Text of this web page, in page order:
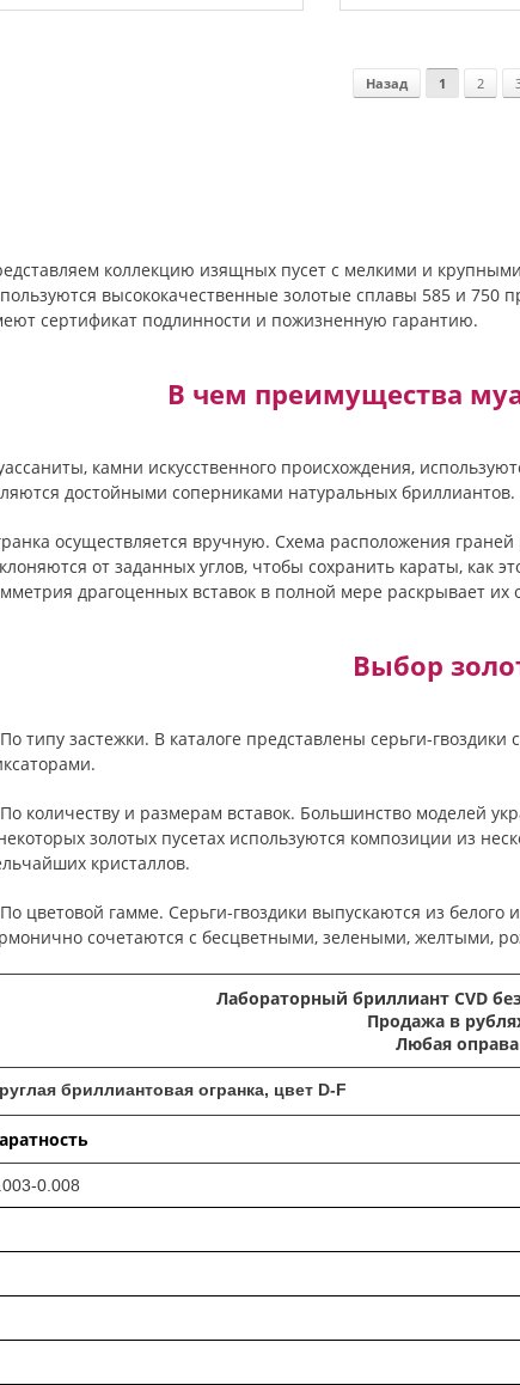
Назад 1 2
коллекцию изящных пусет с мелкими и
высококачественные золотые сплавы 585 и
сертификат подлинности и пожизненную гарантию.
В чем преимущества
камни искусственного происхождения,
достойными соперниками натуральных бриллиантов.
осуществляется вручную. Схема расположения
от заданных углов, чтобы сохранить караты, как
драгоценных вставок в полной мере раскрывает их
Выбор
типу застежки. В каталоге представлены серьги-
количеству и размерам вставок. Большинство моделей
золотых пусетах используются композиции из
кристаллов.
цветовой гамме. Серьги-гвоздики выпускаются из белого
сочетаются с бесцветными, зелеными, желтыми,
Лабораторный бриллиант CVD
Продажа в
Любая
бриллиантовая огранка, цвет D-F
0.008